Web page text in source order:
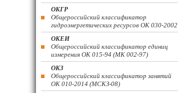
ОКГР
Общероссийский классификатор
гидроэнергетических ресурсов ОК 030-2002
ОКЕИ
Общероссийский классификатор единиц
измерения ОК 015-94 (МК 002-97)
ОКЗ
Общероссийский классификатор занятий
ОК 010-2014 (МСКЗ-08)